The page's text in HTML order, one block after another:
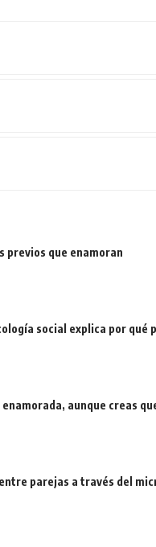
previos que enamoran
social explica por qué
aunque creas
parejas a través del